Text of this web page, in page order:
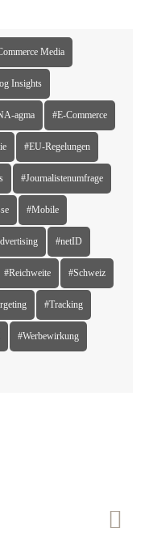
Media
Insights
agma #E-Commerce
#EU-Regelungen
#Journalistenumfrage
#Mobile
#netID
#Reichweite #Schweiz
#Tracking
#Werbewirkung
